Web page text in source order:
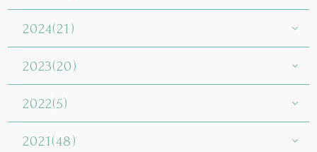
2024(21)
2023(20)
2022(5)
2021(48)